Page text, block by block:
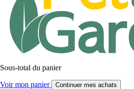
Sous-total du panier
Voir mon panier Continuer mes achats